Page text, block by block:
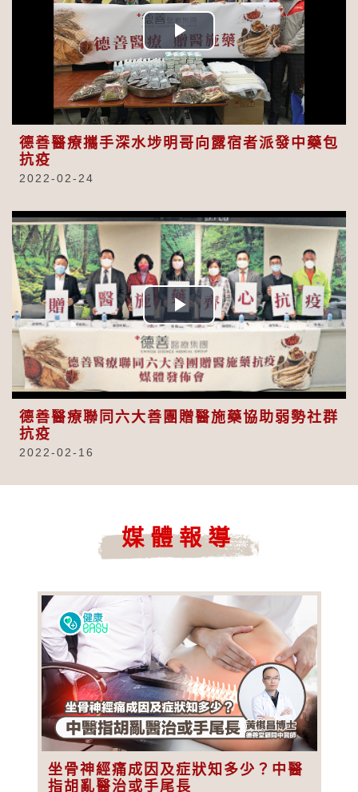
Play
Video
德善醫療攜手深水埗明哥向露宿者派發中藥包
抗疫
2022-02-24
Play
Video
德善醫療聯同六大善團贈醫施藥協助弱勢社群
抗疫
2022-02-16
媒體報導
坐骨神經痛成因及症狀知多少？中醫
指胡亂醫治或手尾長